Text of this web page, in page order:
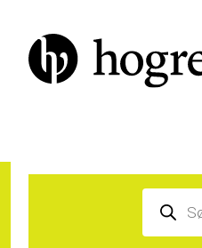
innhold
Products
search